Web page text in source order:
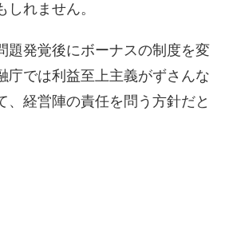
れません。
題発覚後にボーナスの制度を変
庁では利益至上主義がずさんな
、経営陣の責任を問う方針だと